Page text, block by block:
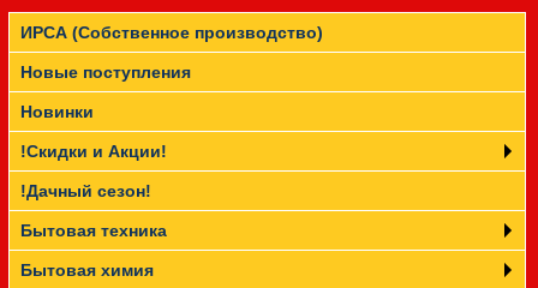
Ассортимент Бренды Вакансии
Прайс-лист
ИРСА (Собственное производство)
Новые поступления
Новинки
!Скидки и Акции!
!Дачный сезон!
Бытовая техника
Бытовая химия